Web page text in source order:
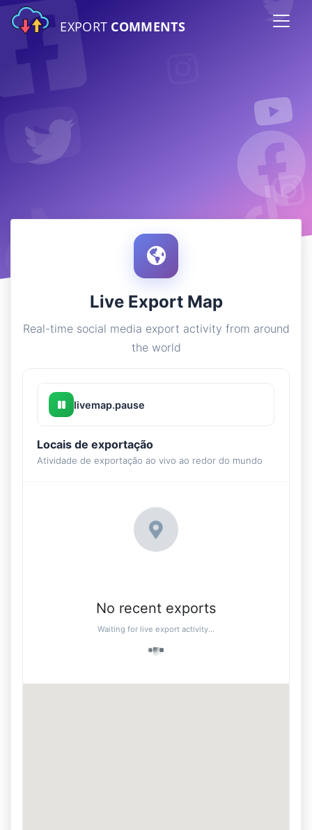
EXPORT COMMENTS
Live Export Map
Real-time social media export activity from around
the world
livemap.pause
Locais de exportação
Atividade de exportação ao vivo ao redor do mundo
No recent exports
Waiting for live export activity...